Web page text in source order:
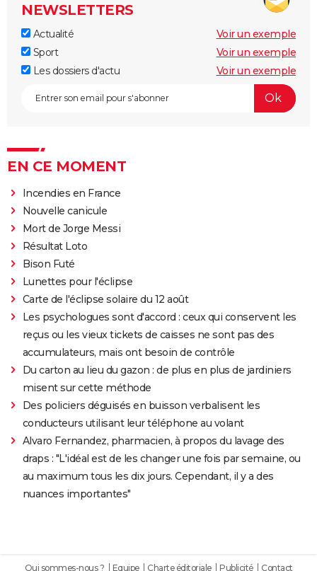
NEWSLETTERS
Actualité
Voir un exemple
Sport
Voir un exemple
Les dossiers d'actu
Voir un exemple
EN CE MOMENT
Incendies en France
Nouvelle canicule
Mort de Jorge Messi
Résultat Loto
Bison Futé
Lunettes pour l'éclipse
Carte de l'éclipse solaire du 12 août
Les psychologues sont d'accord : ceux qui conservent les
reçus ou les vieux tickets de caisses ne sont pas des
accumulateurs, mais ont besoin de contrôle
Du carton au lieu du gazon : de plus en plus de jardiniers
misent sur cette méthode
Des policiers déguisés en buisson verbalisent les
conducteurs utilisant leur téléphone au volant
Alvaro Fernandez, pharmacien, à propos du lavage des
draps : "L'idéal est de les changer une fois par semaine, ou
au maximum tous les dix jours. Cependant, il y a des
nuances importantes"
Qui sommes-nous ? Equipe Charte éditoriale Publicité Contact